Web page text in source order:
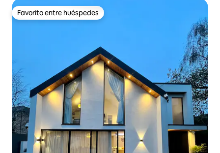
Favorito entre huéspedes
Favorito entre huéspedes